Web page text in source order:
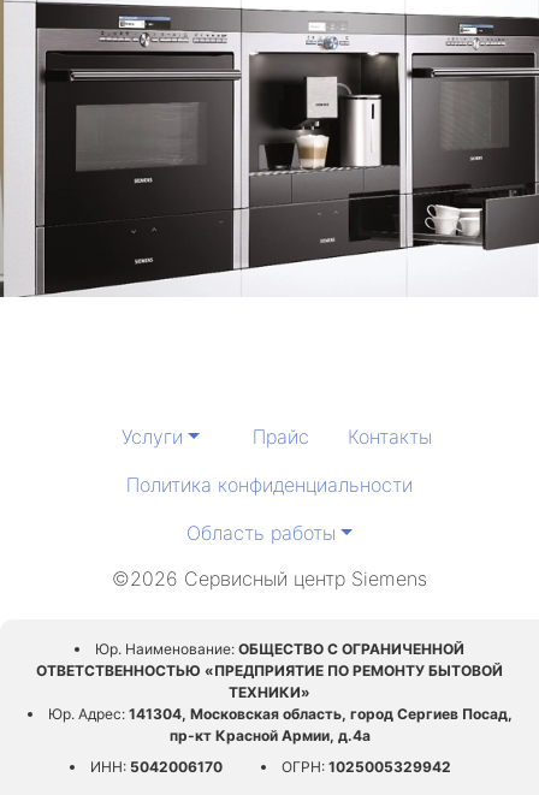
Услуги Прайс
Контакты
Политика конфиденциальности
Область работы
©2026 Сервисный центр Siemens
Юр. Наименование: ОБЩЕСТВО С ОГРАНИЧЕННОЙ
ОТВЕТСТВЕННОСТЬЮ «ПРЕДПРИЯТИЕ ПО РЕМОНТУ БЫТОВОЙ
ТЕХНИКИ»
Юр. Адрес:141304, Московская область, город Сергиев Посад,
пр-кт Красной Армии, д.4а
ИНН:5042006170 ОГРН:1025005329942